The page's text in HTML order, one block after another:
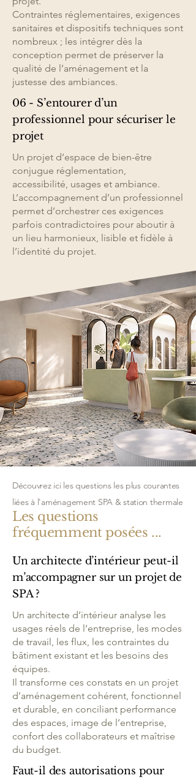
Contraintes réglementaires, exigences
sanitaires et dispositifs techniques sont
nombreux ; les intégrer dès la
conception permet de préserver la
qualité de l’aménagement et la
justesse des ambiances.
06 - S’entourer d’un
professionnel pour sécuriser le
projet
Un projet d’espace de bien-être
conjugue réglementation,
accessibilité, usages et ambiance.
L’accompagnement d’un professionnel
permet d’orchestrer ces exigences
parfois contradictoires pour aboutir à
un lieu harmonieux, lisible et fidèle à
l’identité du projet.
Découvrez ici les questions les plus courantes
liées à l'aménagement SPA & station thermale
Les questions
fréquemment posées ...
Un architecte d’intérieur peut-il
m’accompagner sur un projet de
SPA ?
Un architecte d’intérieur analyse les
usages réels de l’entreprise, les modes
de travail, les flux, les contraintes du
bâtiment existant et les besoins des
équipes.
Il transforme ces constats en un projet
d’aménagement cohérent, fonctionnel
et durable, en conciliant performance
des espaces, image de l’entreprise,
confort des collaborateurs et maîtrise
du budget.
Faut-il des autorisations pour